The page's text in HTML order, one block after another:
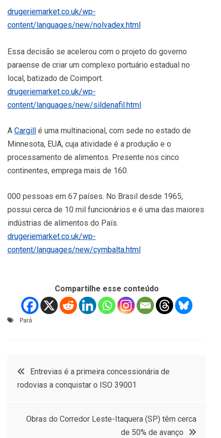
drugeriemarket.co.uk/wp-
content/languages/new/nolvadex.html
Essa decisão se acelerou com o projeto do governo
paraense de criar um complexo portuário estadual no
local, batizado de Coimport.
drugeriemarket.co.uk/wp-
content/languages/new/sildenafil.html
A Cargill
é uma multinacional, com sede no estado de
Minnesota, EUA, cuja atividade é a produção e o
processamento de alimentos. Presente nos cinco
continentes, emprega mais de 160.
000 pessoas em 67 países. No Brasil desde 1965,
possui cerca de 10 mil funcionários e é uma das maiores
indústrias de alimentos do País.
drugeriemarket.co.uk/wp-
content/languages/new/cymbalta.html
Compartilhe esse conteúdo
Pará
Navegação
Post
Entrevias é a primeira concessionária de
rodovias a conquistar o ISO 39001
Obras do Corredor Leste-Itaquera (SP) têm cerca
de 50% de avanço